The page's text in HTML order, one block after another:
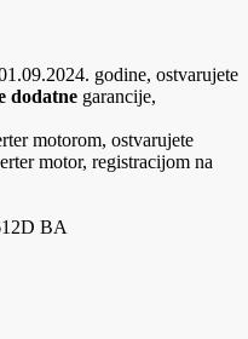
godine, ostvarujete
dodatne garancije,
motorom, ostvarujete
motor, registracijom na
BA